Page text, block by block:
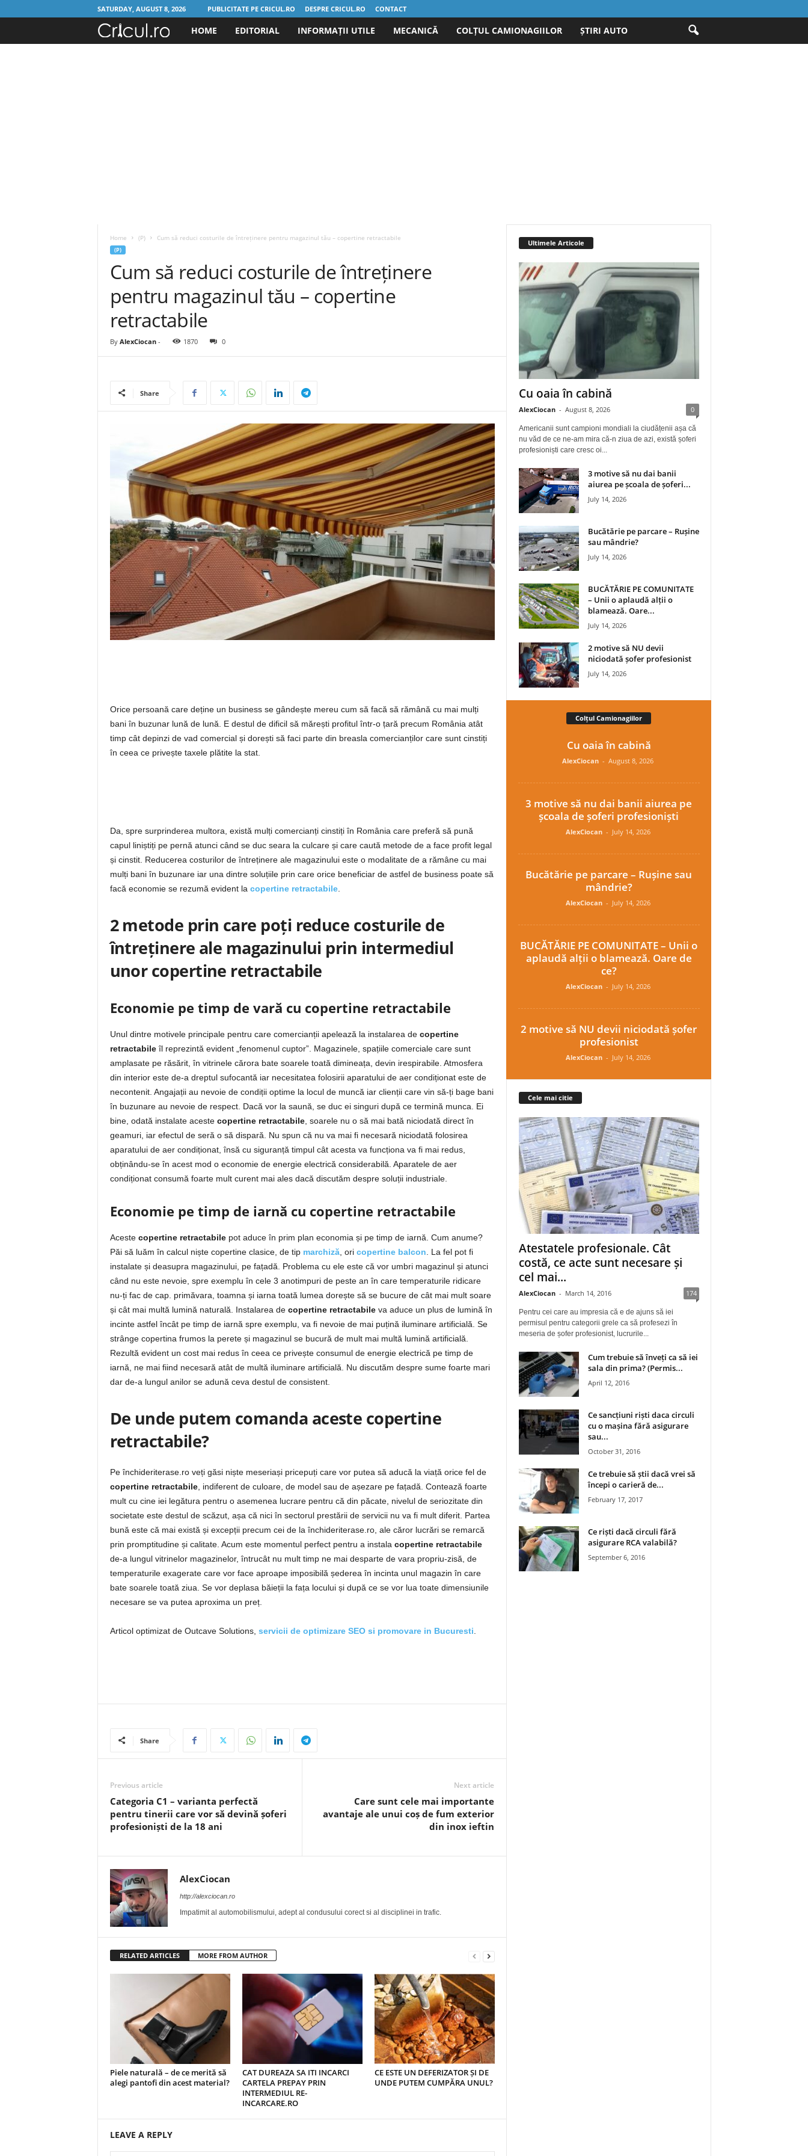
SATURDAY, AUGUST 8, 2026 PUBLICITATE PE CRICUL.RO DESPRE CRICUL.RO CONTACT
o
HOME EDITORIAL INFORMAȚII UTILE MECANICĂ COLȚUL CAMIONAGIILOR ȘTIRI AUTO
Home (P) Cum să reduci costurile de întreținere pentru magazinul tău – copertine retractabile
(P)
Cum să reduci costurile de întreținere
pentru magazinul tău – copertine
retractabile
By AlexCiocan- 1870 0
Share
Orice persoană care deține un business se gândește mereu cum să facă să rămână cu mai mulți
bani în buzunar lună de lună. E destul de dificil să mărești profitul într-o țară precum România atât
timp cât depinzi de vad comercial și dorești să faci parte din breasla comercianților care sunt cinstiți
în ceea ce privește taxele plătite la stat.
Da, spre surprinderea multora, există mulți comercianți cinstiți în România care preferă să pună
capul liniștiți pe pernă atunci când se duc seara la culcare și care caută metode de a face profit legal
și cinstit. Reducerea costurilor de întreținere ale magazinului este o modalitate de a rămâne cu mai
mulți bani în buzunare iar una dintre soluțiile prin care orice beneficiar de astfel de business poate să
facă economie se rezumă evident la copertine retractabile.
2 metode prin care poți reduce costurile de
întreținere ale magazinului prin intermediul
unor copertine retractabile
Economie pe timp de vară cu copertine retractabile
Unul dintre motivele principale pentru care comercianții apelează la instalarea de copertine
retractabileîl reprezintă evident „fenomenul cuptor”. Magazinele, spațiile comerciale care sunt
amplasate pe răsărit, în vitrinele cărora bate soarele toată dimineața, devin irespirabile. Atmosfera
din interior este de-a dreptul sufocantă iar necesitatea folosirii aparatului de aer condiționat este de
necontenit. Angajații au nevoie de condiții optime la locul de muncă iar clienții care vin să-ți bage bani
în buzunare au nevoie de respect. Dacă vor la saună, se duc ei singuri după ce termină munca. Ei
bine, odată instalate aceste copertine retractabile, soarele nu o să mai bată niciodată direct în
geamuri, iar efectul de seră o să dispară. Nu spun că nu va mai fi necesară niciodată folosirea
aparatului de aer condiționat, însă cu siguranță timpul cât acesta va funcționa va fi mai redus,
obținându-se în acest mod o economie de energie electrică considerabilă. Aparatele de aer
condiționat consumă foarte mult curent mai ales dacă discutăm despre soluții industriale.
Economie pe timp de iarnă cu copertine retractabile
Aceste copertine retractabilepot aduce în prim plan economia și pe timp de iarnă. Cum anume?
Păi să luăm în calcul niște copertine clasice, de tip marchiză, ori copertine balcon . La fel pot fi
instalate și deasupra magazinului, pe fațadă. Problema cu ele este că vor umbri magazinul și atunci
când nu este nevoie, spre exemplu în cele 3 anotimpuri de peste an în care temperaturile ridicare
nu-ți fac de cap. primăvara, toamna și iarna toată lumea dorește să se bucure de cât mai mult soare
și cât mai multă lumină naturală. Instalarea de copertine retractabileva aduce un plus de lumină în
incinte astfel încât pe timp de iarnă spre exemplu, va fi nevoie de mai puțină iluminare artificială. Se
strânge copertina frumos la perete și magazinul se bucură de mult mai multă lumină artificială.
Rezultă evident un cost mai redus în ceea ce privește consumul de energie electrică pe timp de
iarnă, ne mai fiind necesară atât de multă iluminare artificială. Nu discutăm despre sume foarte mari
dar de-a lungul anilor se adună ceva destul de consistent.
De unde putem comanda aceste copertine
retractabile?
Pe închideriterase.ro veți găsi niște meseriași pricepuți care vor putea să aducă la viață orice fel de
copertine retractabile, indiferent de culoare, de model sau de așezare pe fațadă. Contează foarte
mult cu cine iei legătura pentru o asemenea lucrare pentru că din păcate, nivelul de seriozitate din
societate este destul de scăzut, așa că nici în sectorul prestării de servicii nu va fi mult diferit. Partea
bună este că mai există și excepții precum cei de la închideriterase.ro, ale căror lucrări se remarcă
prin promptitudine și calitate. Acum este momentul perfect pentru a instala copertine retractabile
de-a lungul vitrinelor magazinelor, întrucât nu mult timp ne mai desparte de vara propriu-zisă, de
temperaturile exagerate care vor face aproape imposibilă șederea în incinta unul magazin în care
bate soarele toată ziua. Se vor deplasa băieții la fața locului și după ce se vor lua toate dimensiunile
necesare se va putea aproxima un preț.
Articol optimizat de Outcave Solutions, servicii de optimizare SEO si promovare in Bucuresti
Share
Previous article
Categoria C1 – varianta perfectă
pentru tinerii care vor să devină șoferi
profesioniști de la 18 ani
Next article
Care sunt cele mai importante
avantaje ale unui coș de fum exterior
din inox ieftin
AlexCiocan
http://alexciocan.ro
Impatimit al automobilismului, adept al condusului corect si al disciplinei in trafic.
RELATED ARTICLES MORE FROM AUTHOR
Piele naturală – de ce merită să
alegi pantofi din acest material?
CAT DUREAZA SA ITI INCARCI
CARTELA PREPAY PRIN
INTERMEDIUL RE-
INCARCARE.RO
CE ESTE UN DEFERIZATOR ȘI DE
UNDE PUTEM CUMPĂRA UNUL?
LEAVE A REPLY
Ultimele Articole
Cu oaia în cabină
AlexCiocan - August 8, 2026 0
Americanii sunt campioni mondiali la ciudățenii așa că
nu văd de ce ne-am mira că-n ziua de azi, există șoferi
profesioniști care cresc oi...
3 motive să nu dai banii
aiurea pe școala de șoferi...
July 14, 2026
Bucătărie pe parcare – Rușine
sau mândrie?
July 14, 2026
BUCĂTĂRIE PE COMUNITATE
– Unii o aplaudă alții o
blamează. Oare...
July 14, 2026
2 motive să NU devii
niciodată șofer profesionist
July 14, 2026
Colțul Camionagiilor
Cu oaia în cabină
AlexCiocan - August 8, 2026
3 motive să nu dai banii aiurea pe
școala de șoferi profesioniști
AlexCiocan - July 14, 2026
Bucătărie pe parcare – Rușine sau
mândrie?
AlexCiocan - July 14, 2026
BUCĂTĂRIE PE COMUNITATE – Unii o
aplaudă alții o blamează. Oare de
ce?
AlexCiocan - July 14, 2026
2 motive să NU devii niciodată șofer
profesionist
AlexCiocan - July 14, 2026
Cele mai citie
Atestatele profesionale. Cât
costă, ce acte sunt necesare și
cel mai...
AlexCiocan - March 14, 2016 174
Pentru cei care au impresia că e de ajuns să iei
permisul pentru categorii grele ca să profesezi în
meseria de șofer profesionist, lucrurile...
Cum trebuie să înveți ca să iei
sala din prima? (Permis...
April 12, 2016
Ce sancțiuni riști daca circuli
cu o mașina fără asigurare
sau...
October 31, 2016
Ce trebuie să știi dacă vrei să
începi o carieră de...
February 17, 2017
Ce riști dacă circuli fără
asigurare RCA valabilă?
September 6, 2016